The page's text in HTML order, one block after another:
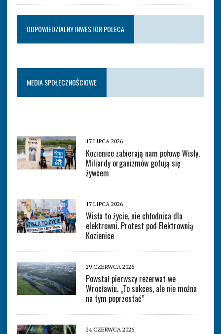
ODPOWIEDZIALNY INWESTOR POLECA
MEDIA SPOŁECZNOŚCIOWE
17 LIPCA 2026
Kozienice zabierają nam połowę Wisły.
Miliardy organizmów gotują się
żywcem
17 LIPCA 2026
Wisła to życie, nie chłodnica dla
elektrowni. Protest pod Elektrownią
Kozienice
29 CZERWCA 2026
Powstał pierwszy rezerwat we
Wrocławiu. „To sukces, ale nie można
na tym poprzestać”
24 CZERWCA 2026